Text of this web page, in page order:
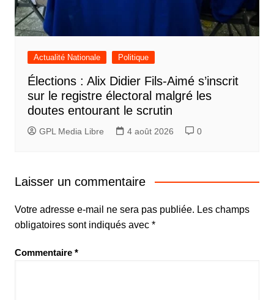
Actualité Nationale Politique
Élections : Alix Didier Fils-Aimé s’inscrit
sur le registre électoral malgré les
doutes entourant le scrutin
GPL Media Libre 4 août 2026 0
Laisser un commentaire
Votre adresse e-mail ne sera pas publiée. Les champs
obligatoires sont indiqués avec *
Commentaire *